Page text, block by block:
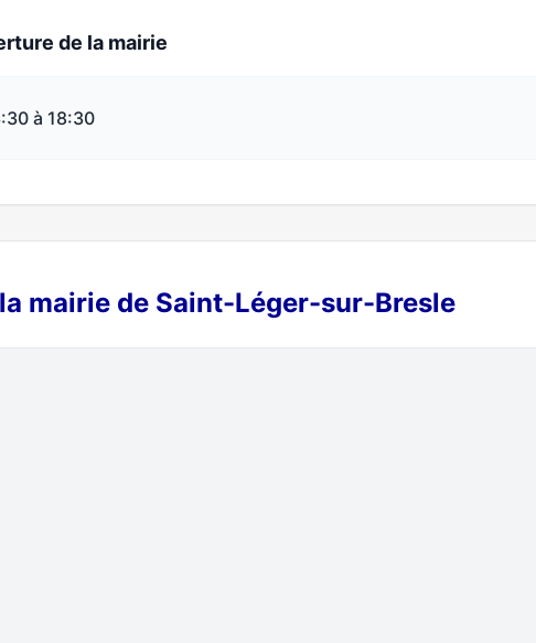
de la mairie
à 18:30
mairie de Saint-Léger-sur-Bresle